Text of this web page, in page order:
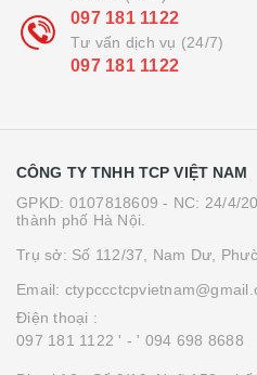
097 181 1122
Tư vấn dịch vụ (24/7)
097 181 1122
CÔNG TY TNHH TCP VIỆT NAM
GPKD: 0107818609 - NC: 24/4/
thành phố Hà Nội.
Trụ sở: Số 112/37, Nam Dư,
Email:
Điện thoại :
097 181 1122 ' - ' 094 698 8688